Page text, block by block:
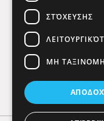
ΣΤΌΧΕΥΣΗΣ
ΜΗ